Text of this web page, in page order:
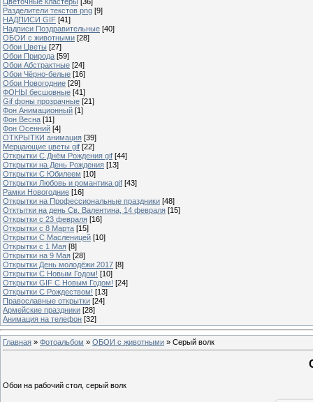
Разделители текстов png [9]
НАДПИСИ GIF [41]
Надписи Поздравительные [40]
ОБОИ с животными [28]
Обои Цветы [27]
Обои Природа [59]
Обои Абстрактные [24]
Обои Чёрно-белые [16]
Обои Новогодние [29]
ФОНЫ бесшовные [41]
Gif фоны прозрачные [21]
Фон Анимационный [1]
Фон Весна [11]
Фон Осенний [4]
ОТКРЫТКИ анимация [39]
Мерцающие цветы gif [22]
Открытки С Днём Рождения gif [44]
Открытки на День Рождения [13]
Открытки С Юбилеем [10]
Открытки Любовь и романтика gif [43]
Рамки Новогодние [16]
Открытки на Профессиональные праздники [48]
Отктытки на день Св. Валентина, 14 февраля [15]
Открытки с 23 февраля [16]
Открытки с 8 Марта [15]
Открытки С Масленицей [10]
Открытки с 1 Мая [8]
Открытки на 9 Мая [28]
Открытки День молодёжи 2017 [8]
Открытки С Новым Годом! [10]
Открытки GIF С Новым Годом! [24]
Открытки С Рождеством! [13]
Православные открытки [24]
Армейские праздники [28]
Анимация на телефон [32]
Главная » Фотоальбом » ОБОИ с животными » Серый волк
Обои на рабочий стол, серый волк